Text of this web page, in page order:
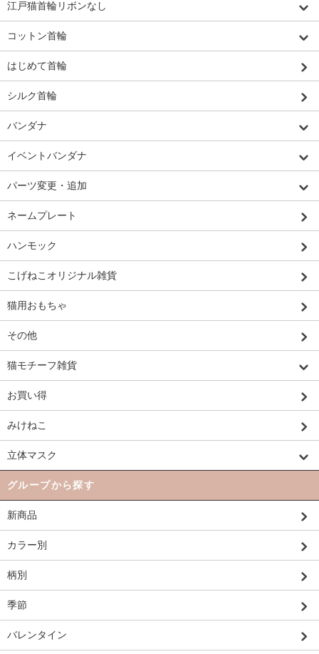
江戸猫首輪リボンなし
コットン首輪
はじめて首輪
シルク首輪
バンダナ
イベントバンダナ
パーツ変更・追加
ネームプレート
ハンモック
こげねこオリジナル雑貨
猫用おもちゃ
その他
猫モチーフ雑貨
お買い得
みけねこ
立体マスク
グループから探す
新商品
カラー別
柄別
季節
バレンタイン